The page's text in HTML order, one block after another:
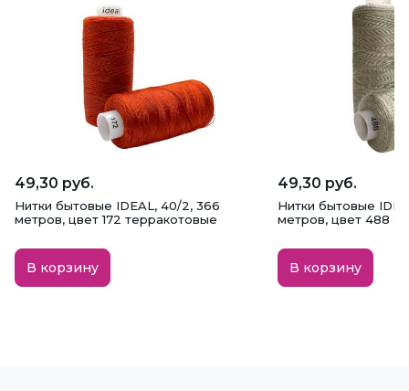
49,30 руб.
Нитки бытовые IDEAL, 40/2, 366
метров, цвет 172 терракотовые
В корзину
49,30 руб.
Нитки бытовые
метров, цвет 488
В корзину